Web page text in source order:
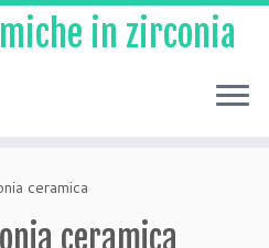
in zirconia
ceramica
ceramica